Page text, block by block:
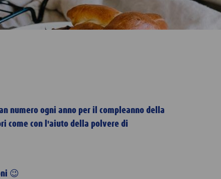
numero ogni anno per il compleanno della
come con l'aiuto della polvere di
😉